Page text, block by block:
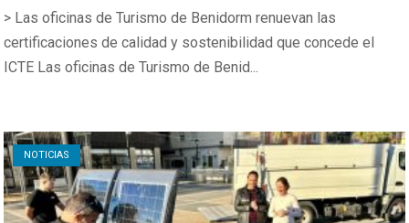
> Las oficinas de Turismo de Benidorm renuevan las
certificaciones de calidad y sostenibilidad que concede el
ICTE Las oficinas de Turismo de Benid...
NOTICIAS
Open post